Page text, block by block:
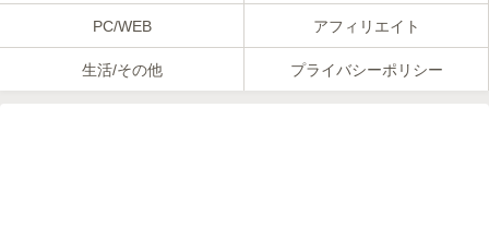
PC/WEB アフィリエイト
生活/その他 プライバシーポリシー